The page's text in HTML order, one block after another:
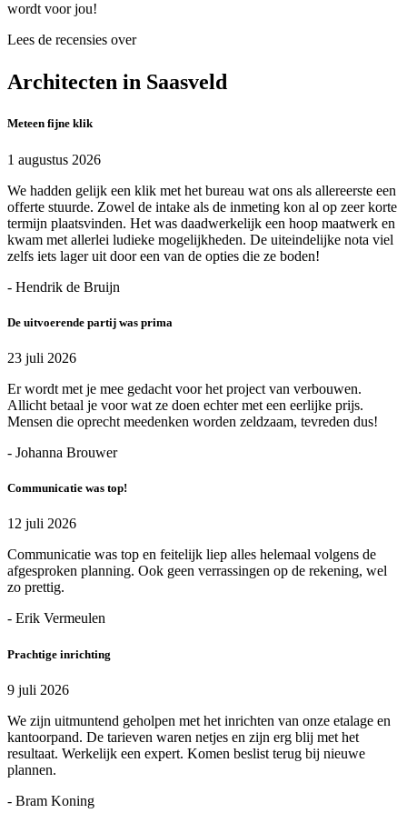
wordt voor jou!
Lees de recensies over
Architecten in Saasveld
Meteen fijne klik
1 augustus 2026
We hadden gelijk een klik met het bureau wat ons als allereerste een
offerte stuurde. Zowel de intake als de inmeting kon al op zeer korte
termijn plaatsvinden. Het was daadwerkelijk een hoop maatwerk en
kwam met allerlei ludieke mogelijkheden. De uiteindelijke nota viel
zelfs iets lager uit door een van de opties die ze boden!
- Hendrik de Bruijn
De uitvoerende partij was prima
23 juli 2026
Er wordt met je mee gedacht voor het project van verbouwen.
Allicht betaal je voor wat ze doen echter met een eerlijke prijs.
Mensen die oprecht meedenken worden zeldzaam, tevreden dus!
- Johanna Brouwer
Communicatie was top!
12 juli 2026
Communicatie was top en feitelijk liep alles helemaal volgens de
afgesproken planning. Ook geen verrassingen op de rekening, wel
zo prettig.
- Erik Vermeulen
Prachtige inrichting
9 juli 2026
We zijn uitmuntend geholpen met het inrichten van onze etalage en
kantoorpand. De tarieven waren netjes en zijn erg blij met het
resultaat. Werkelijk een expert. Komen beslist terug bij nieuwe
plannen.
- Bram Koning